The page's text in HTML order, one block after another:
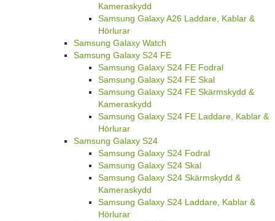
Kameraskydd
Samsung Galaxy A26 Laddare, Kablar &
Hörlurar
Samsung Galaxy Watch
Samsung Galaxy S24 FE
Samsung Galaxy S24 FE Fodral
Samsung Galaxy S24 FE Skal
Samsung Galaxy S24 FE Skärmskydd &
Kameraskydd
Samsung Galaxy S24 FE Laddare, Kablar &
Hörlurar
Samsung Galaxy S24
Samsung Galaxy S24 Fodral
Samsung Galaxy S24 Skal
Samsung Galaxy S24 Skärmskydd &
Kameraskydd
Samsung Galaxy S24 Laddare, Kablar &
Hörlurar